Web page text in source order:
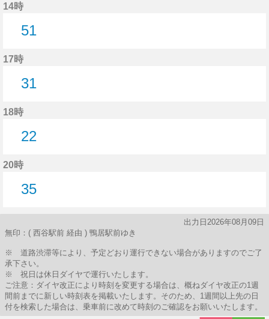
14時
51
17時
31
18時
22
20時
35
出力日2026年08月09日
無印：( 西谷駅前 経由 ) 鴨居駅前ゆき
※ 道路渋滞等により、予定どおり運行できない場合がありますのでご了
承下さい。
※ 祝日は休日ダイヤで運行いたします。
ご注意：ダイヤ改正により時刻を変更する場合は、概ねダイヤ改正の1週
間前までに新しい時刻表を掲載いたします。そのため、1週間以上先の日
付を検索した場合は、乗車前に改めて時刻のご確認をお願いいたします。